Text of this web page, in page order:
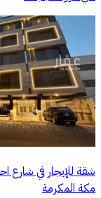
شقة للإيجار في
مكة المكرمة